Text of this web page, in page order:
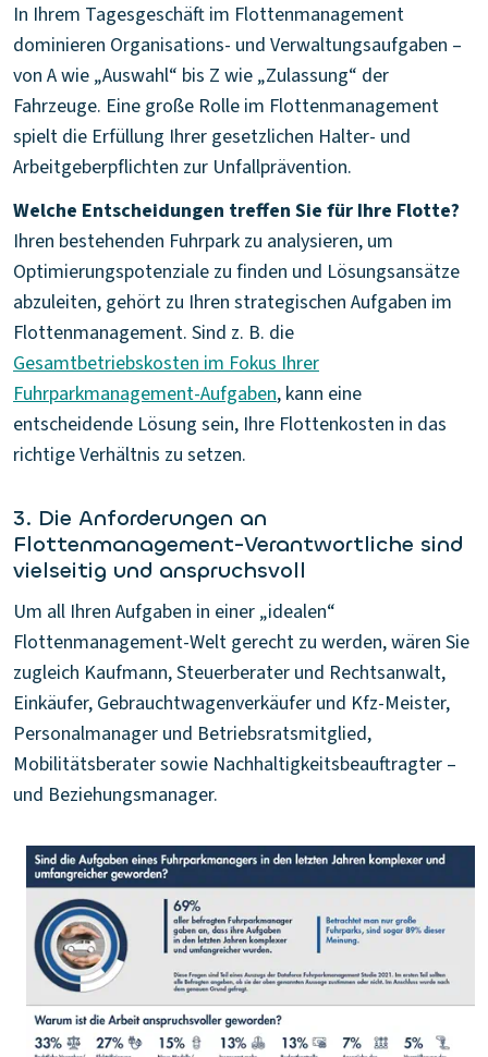
In Ihrem Tagesgeschäft im Flottenmanagement
dominieren Organisations- und Verwaltungsaufgaben –
von A wie „Auswahl“ bis Z wie „Zulassung“ der
Fahrzeuge. Eine große Rolle im Flottenmanagement
spielt die Erfüllung Ihrer gesetzlichen Halter- und
Arbeitgeberpflichten zur Unfallprävention.
Welche Entscheidungen treffen Sie für Ihre Flotte?
Ihren bestehenden Fuhrpark zu analysieren, um
Optimierungspotenziale zu finden und Lösungsansätze
abzuleiten, gehört zu Ihren strategischen Aufgaben im
Flottenmanagement. Sind z. B. die
Gesamtbetriebskosten im Fokus Ihrer
Fuhrparkmanagement-Aufgaben, kann eine
entscheidende Lösung sein, Ihre Flottenkosten in das
richtige Verhältnis zu setzen.
3. Die Anforderungen an
Flottenmanagement-Verantwortliche sind
vielseitig und anspruchsvoll
Um all Ihren Aufgaben in einer „idealen“
Flottenmanagement-Welt gerecht zu werden, wären Sie
zugleich Kaufmann, Steuerberater und Rechtsanwalt,
Einkäufer, Gebrauchtwagenverkäufer und Kfz-Meister,
Personalmanager und Betriebsratsmitglied,
Mobilitätsberater sowie Nachhaltigkeitsbeauftragter –
und Beziehungsmanager.